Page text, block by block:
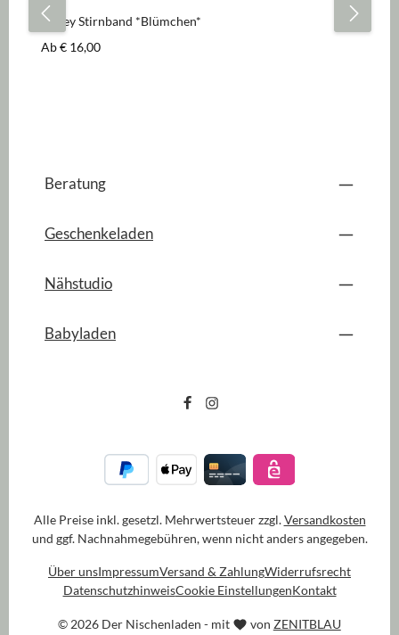
Jersey Stirnband *Blümchen*
Regulärer Preis:
Ab€ 16,00
Beratung
Geschenkeladen
Nähstudio
Babyladen
Alle Preise inkl. gesetzl. Mehrwertsteuer zzgl.Versandkosten
und ggf. Nachnahmegebühren, wenn nicht anders angegeben.
© 2026 Der Nischenladen - mit von ZENITBLAU
Über unsImpressumVersand & ZahlungWiderrufsrecht
DatenschutzhinweisCookie EinstellungenKontakt